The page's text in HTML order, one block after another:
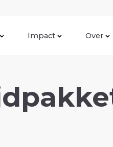
Impact Over